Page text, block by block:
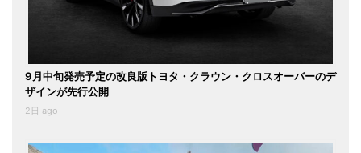
9月中旬発売予定の改良版トヨタ・クラウン・クロスオーバーのデ
ザインが先行公開
2日 ago